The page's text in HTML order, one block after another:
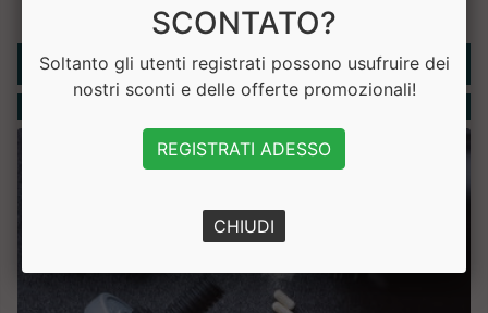
Rubriche
SCONTATO?
Soltanto gli utenti registrati possono usufruire dei
nostri sconti e delle offerte promozionali!
REGISTRATI ADESSO
CHIUDI